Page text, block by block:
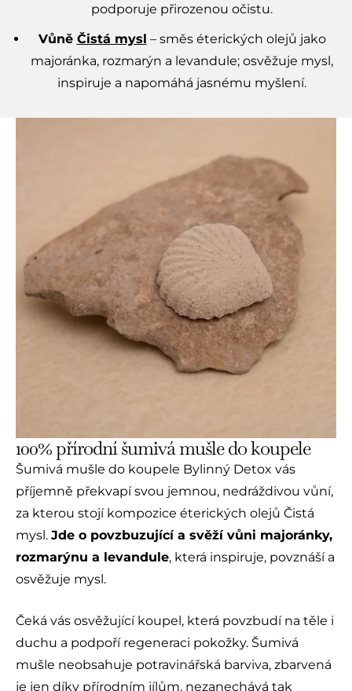
podporuje přirozenou očistu.
Vůně Čistá mysl – směs éterických olejů jako
majoránka, rozmarýn a levandule; osvěžuje mysl,
inspiruje a napomáhá jasnému myšlení.
100% přírodní šumivá mušle do koupele
Šumivá mušle do koupele Bylinný Detox vás
příjemně překvapí svou jemnou, nedráždivou vůní,
za kterou stojí kompozice éterických olejů Čistá
mysl. Jde o povzbuzující a svěží vůni majoránky,
rozmarýnu a levandule, která inspiruje, povznáší a
osvěžuje mysl.
Čeká vás osvěžující koupel, která povzbudí na těle i
duchu a podpoří regeneraci pokožky. Šumivá
mušle neobsahuje potravinářská barviva, zbarvená
je jen díky přírodním jílům, nezanechává tak